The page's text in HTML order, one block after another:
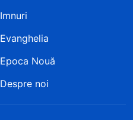
Imnuri
Evanghelia
Epoca Nouă
Despre noi